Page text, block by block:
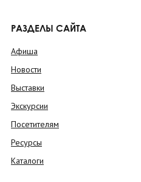
РАЗДЕЛЫ САЙТА
Афиша
Новости
Выставки
Экскурсии
Посетителям
Ресурсы
Каталоги